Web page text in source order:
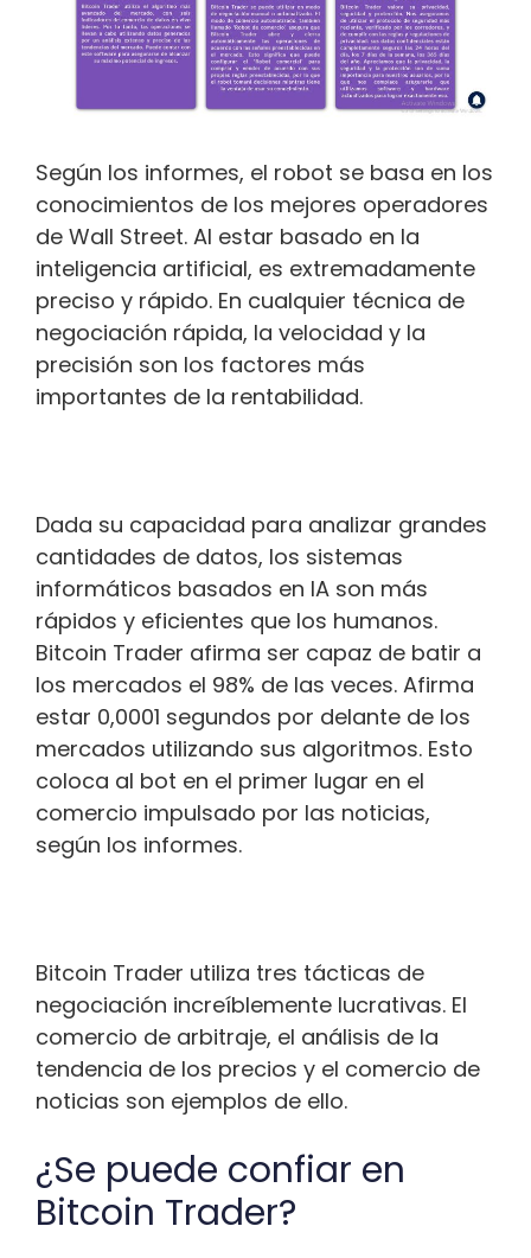
Según los informes, el robot se basa en los
conocimientos de los mejores operadores
de Wall Street. Al estar basado en la
inteligencia artificial, es extremadamente
preciso y rápido. En cualquier técnica de
negociación rápida, la velocidad y la
precisión son los factores más
importantes de la rentabilidad.
Dada su capacidad para analizar grandes
cantidades de datos, los sistemas
informáticos basados en IA son más
rápidos y eficientes que los humanos.
Bitcoin Trader afirma ser capaz de batir a
los mercados el 98% de las veces. Afirma
estar 0,0001 segundos por delante de los
mercados utilizando sus algoritmos. Esto
coloca al bot en el primer lugar en el
comercio impulsado por las noticias,
según los informes.
Bitcoin Trader utiliza tres tácticas de
negociación increíblemente lucrativas. El
comercio de arbitraje, el análisis de la
tendencia de los precios y el comercio de
noticias son ejemplos de ello.
¿Se puede confiar en
Bitcoin Trader?